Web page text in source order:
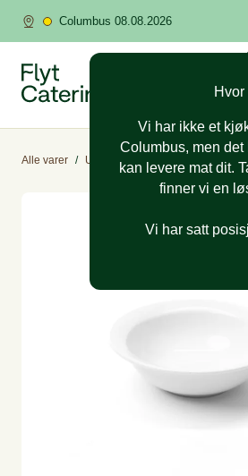
Columbus 08.08.2026
Hvor
Vi har ikke et
Columbus, men
kan levere mat dit.
finner vi en
Vi har satt
Alle varer / Utleieutstyr / Tallerken,kopp og